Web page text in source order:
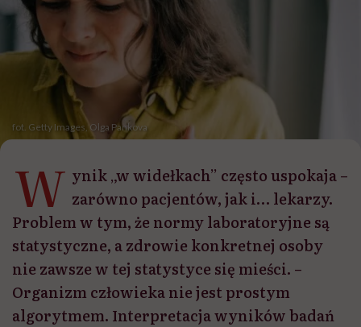
fot. Getty Images, Olga Pankova
W ynik „w widełkach” często uspokaja –
zarówno pacjentów, jak i… lekarzy.
Problem w tym, że normy laboratoryjne są
statystyczne, a zdrowie konkretnej osoby
nie zawsze w tej statystyce się mieści. –
Organizm człowieka nie jest prostym
algorytmem. Interpretacja wyników badań